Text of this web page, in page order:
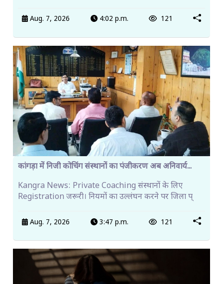
Aug. 7, 2026 4:02 p.m. 121
कांगड़ा में निजी कोचिंग संस्थानों का पंजीकरण अब अनिवार्य...
Kangra News: Private Coaching संस्थानों के लिए
Registration जरूरी। नियमों का उल्लंघन करने पर जिला प्
Aug. 7, 2026 3:47 p.m. 121